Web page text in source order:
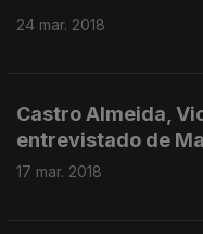
24 mar. 2018
Castro Almeida,
entrevistado de
17 mar. 2018